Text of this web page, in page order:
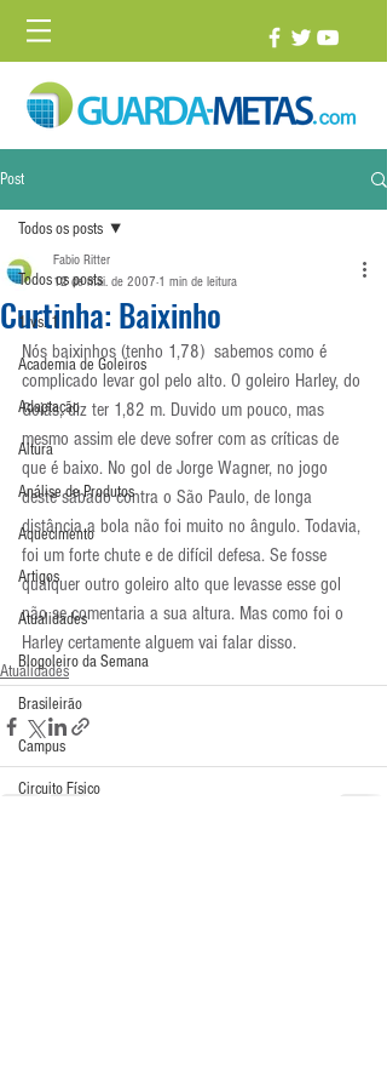
Post
Todos os posts
1 vs. 1
Academia de Goleiros
Adaptação
Altura
Análise de Produtos
Aquecimento
Artigos
Atualidades
Blogoleiro da Semana
Brasileirão
Campus
Circuito Físico
Todos os posts
Curtinha: Baixinho
Fabio Ritter
12 de mai. de 2007 1 min de leitura
Nós baixinhos (tenho 1,78)  sabemos como é
complicado levar gol pelo alto. O goleiro Harley, do
Goiás, diz ter 1,82 m. Duvido um pouco, mas
mesmo assim ele deve sofrer com as críticas de
que é baixo. No gol de Jorge Wagner, no jogo
deste sábado contra o São Paulo, de longa
distância a bola não foi muito no ângulo. Todavia,
foi um forte chute e de difícil defesa. Se fosse
qualquer outro goleiro alto que levasse esse gol
não se comentaria a sua altura. Mas como foi o
Harley certamente alguem vai falar disso.
Atualidades